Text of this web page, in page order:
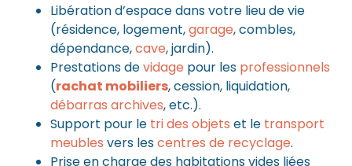
Libération d’espace dans votre lieu de vie
(résidence, logement,garage, combles,
dépendance,cave, jardin).
Prestations devidage pour les professionnels
(rachat mobiliers, cession, liquidation,
débarras archives, etc.).
Support pour le tri des objets et le transport
meubles vers lescentres de recyclage.
Prise en charge des habitations vides liées